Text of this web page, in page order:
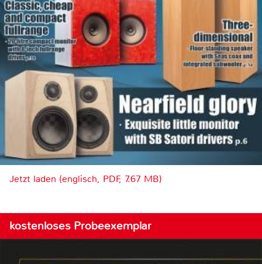
Jetzt laden (englisch, PDF, 7.67 MB)
kostenloses Probeexemplar